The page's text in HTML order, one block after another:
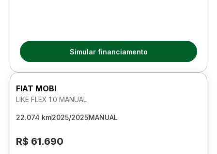
Simular financiamento
FIAT MOBI
LIKE FLEX 1.0 MANUAL
22.074 km2025/2025MANUAL
R$ 61.690